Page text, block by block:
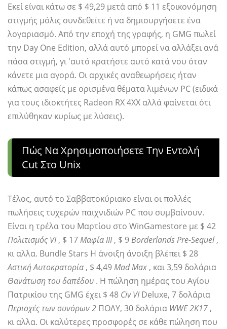
Εκεί είναι κάτω σε $ 49,29 μετά από $ 11 εξοικονόμηση
στιγμής μόλις συνδεθείτε ή να δημιουργήσετε ένα
λογαριασμό. Από την εποχή της γραφής, η GMG πωλεί
την Day One Edition, αλλά αυτό μπορεί να αλλάξει ανά
πάσα στιγμή, γι 'αυτό κρατήστε αυτό κατά νου όταν
κάνετε μια αγορά. Οι αρχικές αναθεωρήσεις ήταν
κάπως ασαφείς με ορισμένα θέματα λιμένων PC (ειδικά
για τους ιδιοκτήτες Radeon RX 4XX αλλά φαίνεται ότι
επιλύθηκαν κυρίως με λύσεις).
Πώς Να Χρησιμοποιήσετε Την Εντολή
Cut Στο Unix
Τέλος, αυτό το Σαββατοκύριακο είναι οι πολλές
πωλήσεις τυχερών παιχνιδιών PC που συμβαίνουν.
Είναι η τρέλα του Μαρτίου στο WinGamestore με $ 42
Πολιτισμός VI, $ 17Μαφία ΙΙΙ, $ 9Borderlands Pre-Sequel,
κι αλλα. Bundle Stars Η άνοιξη άνοιξη βλέπει $ 28
Αστική Αυτοκρατορία , $ 4,49Mad Max , και 3,59 δολάρια
Θανάτωση του δαπέδου . Η πώληση ημέρας του Αγίου
Πατρικίου της GMG έχει $ 48 Civ VIDeluxe, 7 δολάρια
Περιοχές των συνόρων 2 ΠΟΛΥ, 30 δολάρια WWE 2K17 ,
κι αλλα. Οι καλύτερες προσφορές σε κάθε πώληση που